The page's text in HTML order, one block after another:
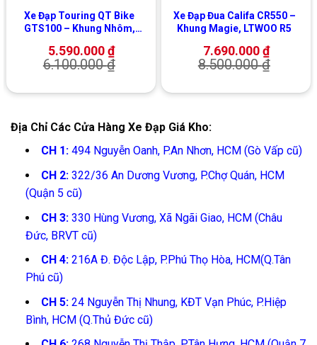
Xe Đạp Touring QT Bike
GTS100 – Khung Nhôm,
5.590.000₫
6.100.000₫
Xe Đạp Đua Califa CR550 –
Khung Magie, LTWOO R5
7.690.000₫
8.500.000₫
Địa Chỉ Các Cửa Hàng Xe Đạp Giá Kho:
CH 1:494 Nguyễn Oanh, P.An Nhơn, HCM (Gò Vấp cũ)
CH 2:322/36 An Dương Vương, P.Chợ Quán, HCM
(Quận 5 cũ)
CH 3:330 Hùng Vương, Xã Ngãi Giao, HCM (Châu
Đức, BRVT cũ)
CH 4:216A Đ. Độc Lập, P.Phú Thọ Hòa, HCM(Q.Tân
Phú cũ)
CH 5:24 Nguyễn Thị Nhung, KĐT Vạn Phúc, P.Hiệp
Bình, HCM (Q.Thủ Đức cũ)